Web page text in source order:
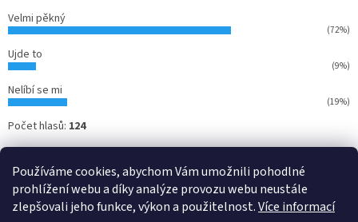
Používáme cookies, abychom Vám umožnili pohodlné
prohlížení webu a díky analýze provozu webu neustále
zlepšovali jeho funkce, výkon a použitelnost.Více informací
Velmi pěkný
(72%)
Ujde to
(9%)
Nelíbí se mi
(19%)
Počet hlasů: 124